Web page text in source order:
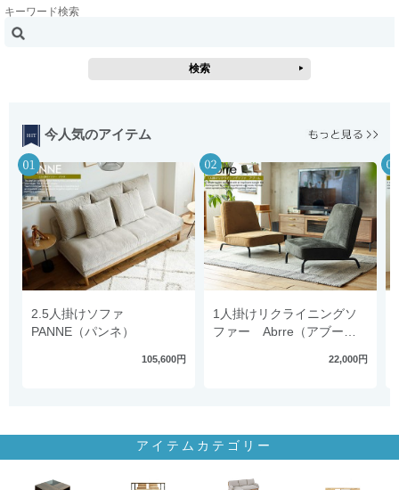
キーワード検索
今人気のアイテム
2.5人掛けソファ
PANNE（パンネ）
105,600円
1人掛けリクライニングソ
ファー Abrre（アブー
22,000円
アイテムカテゴリー